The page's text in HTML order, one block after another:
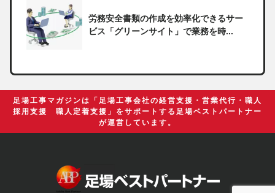
労務安全書類の作成を効率化できるサー
ビス「グリーンサイト」で業務を時...
届いたらどうしたらいい？
足場工事マガジンは「足場工事会社の経営支援・営業代行・職人
採用支援 職人定着支援」をサポートする足場ベストパートナー
が運営しています。